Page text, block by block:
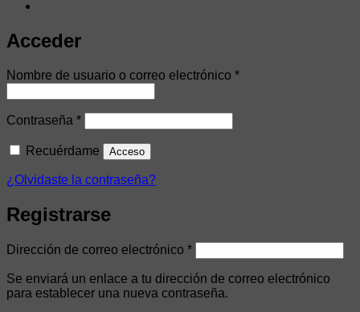
Acceder
Nombre de usuario o correo electrónico *Obligatorio
Contraseña *Obligatorio
Recuérdame Acceso
¿Olvidaste la contraseña?
Registrarse
Dirección de correo electrónico *Obligatorio
Se enviará un enlace a tu dirección de correo electrónico
para establecer una nueva contraseña.